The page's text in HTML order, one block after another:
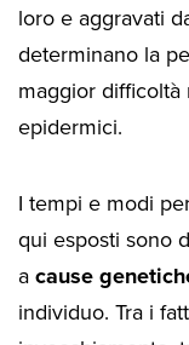
loro e aggravati
determinano la
maggior
epidermici.
I tempi e modi
qui esposti sono
acause
individuo. Tra i